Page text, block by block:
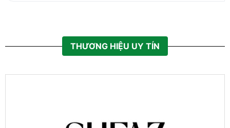
THƯƠNG HIỆU UY TÍN